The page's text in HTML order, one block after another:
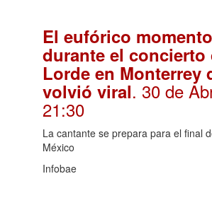
El eufórico momento
durante el concierto
Lorde en Monterrey
volvió viral. 30 de
21:30
La cantante se prepara para el final
México
Infobae